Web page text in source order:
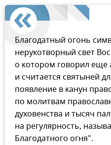
Благодатный огонь
нерукотворный свет
о котором говорил еще
и считается святыней
появление в канун
по молитвам
духовенства и тысяч
на регулярность,
Благодатного огня".